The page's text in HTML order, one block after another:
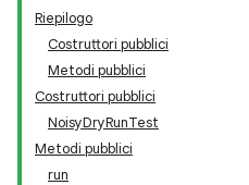
Riepilogo
Costruttori pubblici
Metodi pubblici
Costruttori pubblici
NoisyDryRunTest
Metodi pubblici
run